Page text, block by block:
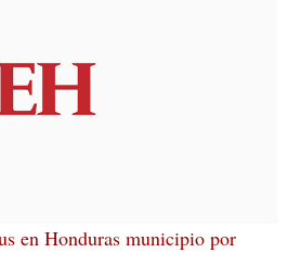
en Honduras municipio por